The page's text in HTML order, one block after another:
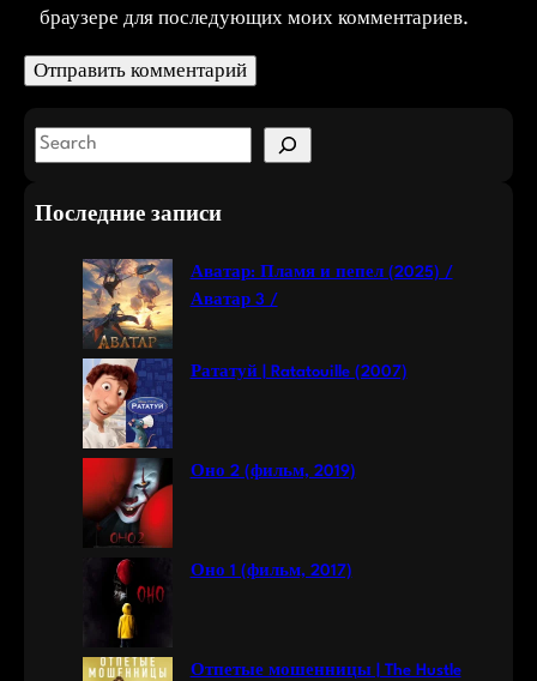
браузере для последующих моих комментариев.
S
a
Последние записи
Аватар: Пламя и пепел (2025) /
Аватар 3 /
Рататуй | Ratatouille (2007)
Оно 2 (фильм, 2019)
Оно 1 (фильм, 2017)
Отпетые мошенницы | The Hustle